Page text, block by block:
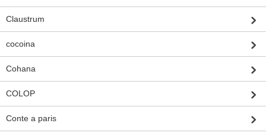
Claustrum
cocoina
Cohana
COLOP
Conte a paris